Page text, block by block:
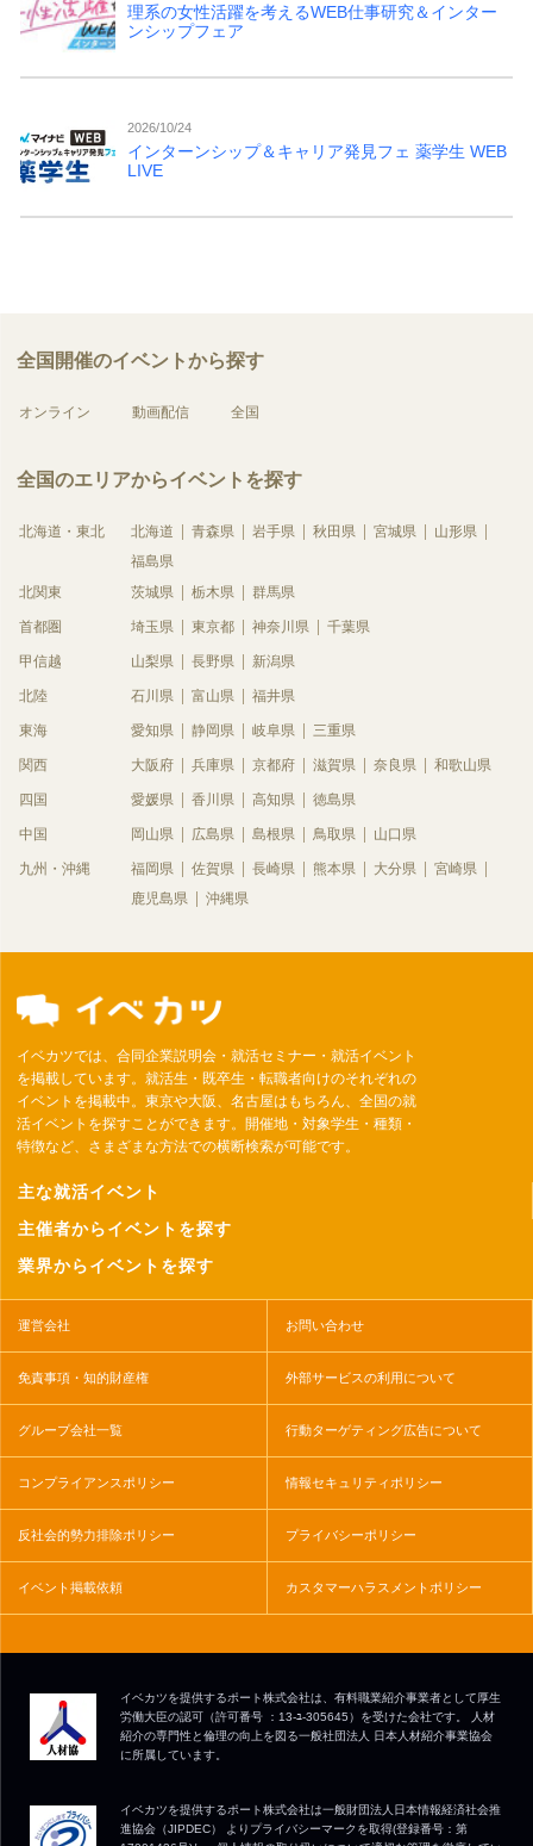
理系の女性活躍を考えるWEB仕事研究＆インター
ンシップフェア
2026/10/24
インターンシップ＆キャリア発見フェ 薬学生 WEB
LIVE
全国開催のイベントから探す
オンライン 動画配信 全国
全国のエリアからイベントを探す
北海道・東北 北海道 青森県 岩手県 秋田県 宮城県
山形県
福島県
北関東
茨城県 栃木県 群馬県
首都圏 埼玉県 東京都 神奈川県 千葉県
甲信越 山梨県 長野県 新潟県
北陸 石川県 富山県 福井県
東海 愛知県 静岡県 岐阜県 三重県
関西 大阪府 兵庫県 京都府 滋賀県 奈良県 和歌山県
四国 愛媛県 香川県 高知県 徳島県
中国 岡山県 広島県 島根県 鳥取県 山口県
九州・沖縄 福岡県 佐賀県 長崎県 熊本県 大分県
宮崎県
鹿児島県
沖縄県
イベカツでは、合同企業説明会・就活セミナー・就活イベント
を掲載しています。就活生・既卒生・転職者向けのそれぞれの
イベントを掲載中。東京や大阪、名古屋はもちろん、全国の就
活イベントを探すことができます。開催地・対象学生・種類・
特徴など、さまざまな方法での横断検索が可能です。
主な就活イベント
主催者からイベントを探す
業界からイベントを探す
運営会社 お問い合わせ
免責事項・知的財産権 外部サービスの利用について
グループ会社一覧 行動ターゲティング広告について
コンプライアンスポリシー 情報セキュリティポリシー
反社会的勢力排除ポリシー プライバシーポリシー
イベント掲載依頼 カスタマーハラスメントポリシー